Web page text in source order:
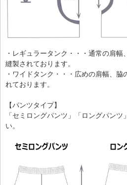
・レギュラータンク・・・通常の肩
縫製されております。
・ワイドタンク・・・広めの肩幅、脇
れております。
【パンツタイプ】
「セミロングパンツ」「ロングパン
い。